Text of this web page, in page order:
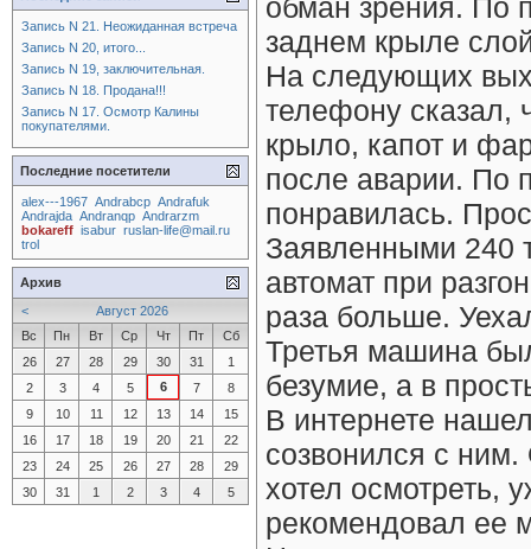
обман зрения. По
заднем крыле
На следующих
телефону сказал,
крыло, капот и
после аварии. По
понравилась.
Заявленными 240
автомат при
раза больше.
Третья машина
безумие, а в
В интернете
созвонился с
хотел осмотреть,
рекомендовал ее
Запись N 21. Неожиданная встреча
Запись N 20, итого...
Запись N 19, заключительная.
Запись N 18. Продана!!!
Запись N 17. Осмотр Калины
покупателями.
Последние посетители
alex---1967 Andrabcp Andrafuk
Andrajda Andranqp Andrarzm
bokareff isabur ruslan-life@mail.ru
trol
Архив
<
Август 2026
Вс
Пн Вт Ср Чт Пт
Сб
26
27 28 29 30 31
1
2
3 4 5 6 7
8
9
10 11 12 13 14
15
16
17 18 19 20 21
22
23
24 25 26 27 28
29
30
31 1 2 3 4 5